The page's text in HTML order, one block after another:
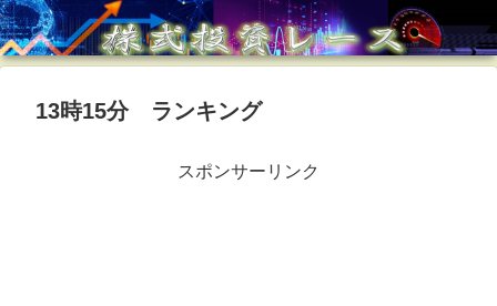
13時15分 ランキング
スポンサーリンク